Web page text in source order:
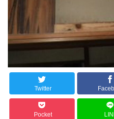
Twitter
Pocket